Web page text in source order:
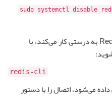
sudo systemctl disable
برای اینکه اطمینان حاصل کنید که Redis به درستی کار می‌کند، با
redis-cli
می‌شود، اتصال را با دستور